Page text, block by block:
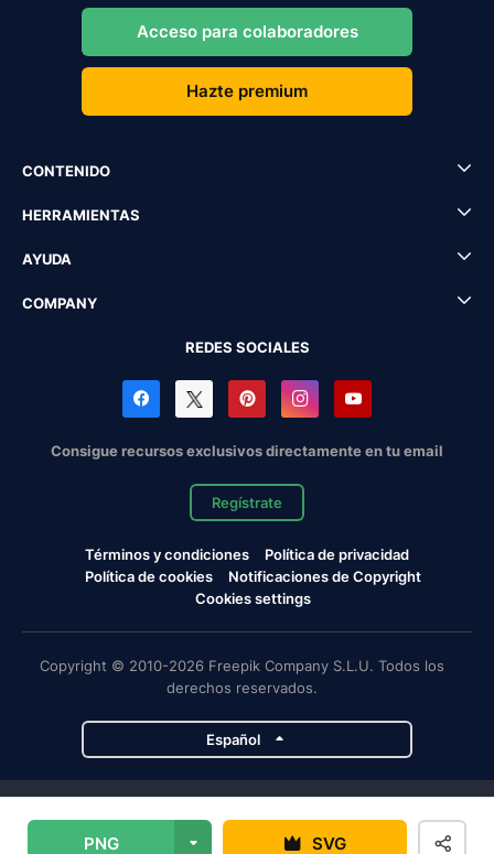
PNG SVG
Acceso para colaboradores
Hazte premium
CONTENIDO
HERRAMIENTAS
AYUDA
COMPANY
REDES SOCIALES
Consigue recursos exclusivos directamente en tu email
Regístrate
Términos y condiciones
Política de privacidad
Política de cookies
Notificaciones de Copyright
Cookies settings
Copyright © 2010-2026 Freepik Company S.L.U. Todos los
derechos reservados.
Español